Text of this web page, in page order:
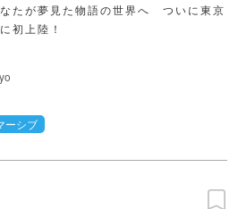
なたが夢見た物語の世界へ ついに東京
に初上陸！
ーシブ